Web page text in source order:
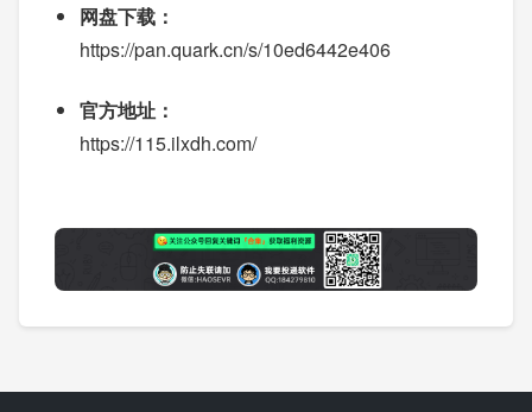
网盘下载：
https://pan.quark.cn/s/10ed6442e406
官方地址：
https://115.ilxdh.com/